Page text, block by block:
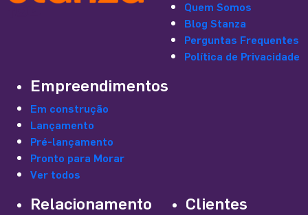
Quem Somos
Blog Stanza
Perguntas Frequentes
Política de Privacidade
Empreendimentos
Em construção
Lançamento
Pré-lançamento
Pronto para Morar
Ver todos
Relacionamento Clientes